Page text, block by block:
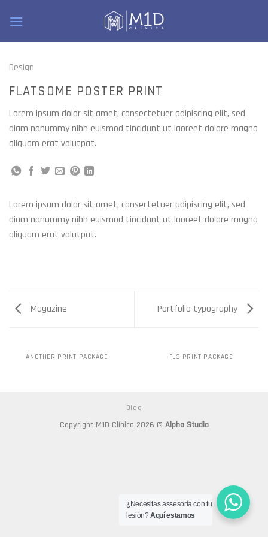
Design
FLATSOME POSTER PRINT
Lorem ipsum dolor sit amet, consectetuer adipiscing elit, sed
diam nonummy nibh euismod tincidunt ut laoreet dolore magna
aliquam erat volutpat.
Lorem ipsum dolor sit amet, consectetuer adipiscing elit, sed
diam nonummy nibh euismod tincidunt ut laoreet dolore magna
aliquam erat volutpat.
Magazine Portfolio typography
ANOTHER PRINT PACKAGE FL3 PRINT PACKAGE
Blog
Copyright M1D Clínica 2026 © Alpha Studio
¿Necesitas assesoría con tu
lesión?Aquí estamos